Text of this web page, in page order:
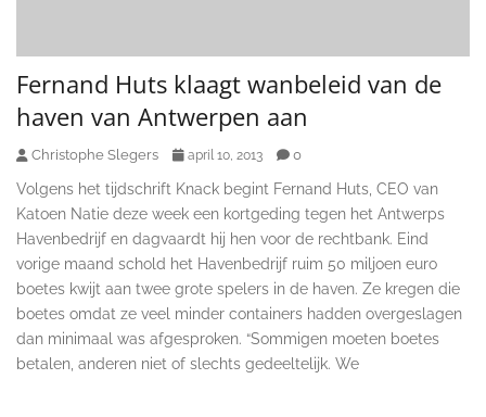
Fernand Huts klaagt wanbeleid van de
haven van Antwerpen aan
Christophe Slegers april 10, 2013 0
Volgens het tijdschrift Knack begint Fernand Huts, CEO van
Katoen Natie deze week een kortgeding tegen het Antwerps
Havenbedrijf en dagvaardt hij hen voor de rechtbank. Eind
vorige maand schold het Havenbedrijf ruim 50 miljoen euro
boetes kwijt aan twee grote spelers in de haven. Ze kregen die
boetes omdat ze veel minder containers hadden overgeslagen
dan minimaal was afgesproken. “Sommigen moeten boetes
betalen, anderen niet of slechts gedeeltelijk. We